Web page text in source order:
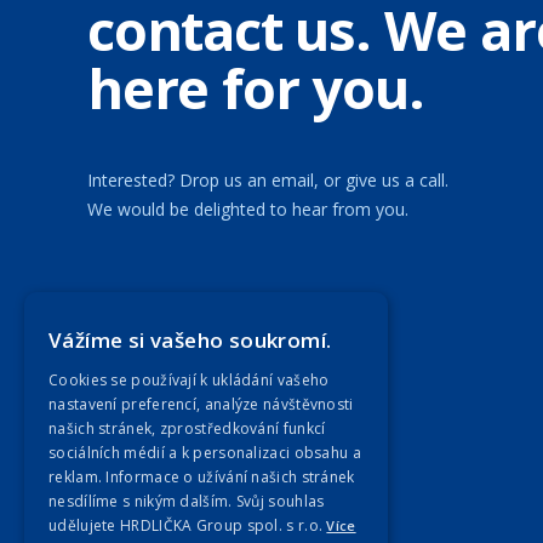
contact us. We
here for you.
Interested? Drop us an email, or give us a call.
We would be delighted to hear from you.
Our Companies
Vážíme si vašeho soukromí.
Cookies se používají k ukládání vašeho
nastavení preferencí, analýze návštěvnosti
našich stránek, zprostředkování funkcí
sociálních médií a k personalizaci obsahu a
reklam. Informace o užívání našich stránek
nesdílíme s nikým dalším. Svůj souhlas
udělujete HRDLIČKA Group spol. s r.o.Více